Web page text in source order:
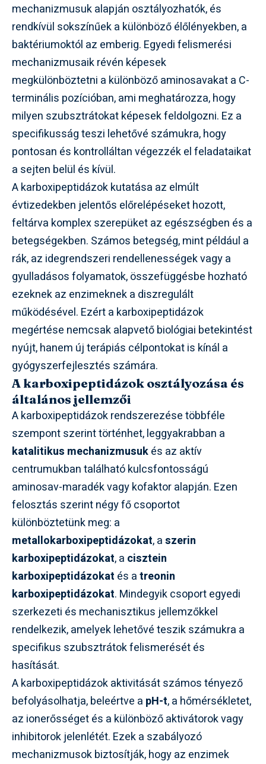
mechanizmusuk alapján osztályozhatók, és
rendkívül sokszínűek a különböző élőlényekben, a
baktériumoktól az emberig. Egyedi felismerési
mechanizmusaik révén képesek
megkülönböztetni a különböző aminosavakat a C-
terminális pozícióban, ami meghatározza, hogy
milyen szubsztrátokat képesek feldolgozni. Ez a
specifikusság teszi lehetővé számukra, hogy
pontosan és kontrolláltan végezzék el feladataikat
a sejten belül és kívül.
A karboxipeptidázok kutatása az elmúlt
évtizedekben jelentős előrelépéseket hozott,
feltárva komplex szerepüket az egészségben és a
betegségekben. Számos betegség, mint például a
rák, az idegrendszeri rendellenességek vagy a
gyulladásos folyamatok, összefüggésbe hozható
ezeknek az enzimeknek a diszregulált
működésével. Ezért a karboxipeptidázok
megértése nemcsak alapvető biológiai betekintést
nyújt, hanem új terápiás célpontokat is kínál a
gyógyszerfejlesztés számára.
A karboxipeptidázok osztályozása és
általános jellemzői
A karboxipeptidázok rendszerezése többféle
szempont szerint történhet, leggyakrabban a
katalitikus mechanizmusukés az aktív
centrumukban található kulcsfontosságú
aminosav-maradék vagy kofaktor alapján. Ezen
felosztás szerint négy fő csoportot
különböztetünk meg: a
metallokarboxipeptidázokat, aszerin
karboxipeptidázokat, a cisztein
karboxipeptidázokat és atreonin
karboxipeptidázokat. Mindegyik csoport egyedi
szerkezeti és mechanisztikus jellemzőkkel
rendelkezik, amelyek lehetővé teszik számukra a
specifikus szubsztrátok felismerését és
hasítását.
A karboxipeptidázok aktivitását számos tényező
befolyásolhatja, beleértve a pH-t, a hőmérsékletet,
az ionerősséget és a különböző aktivátorok vagy
inhibitorok jelenlétét. Ezek a szabályozó
mechanizmusok biztosítják, hogy az enzimek